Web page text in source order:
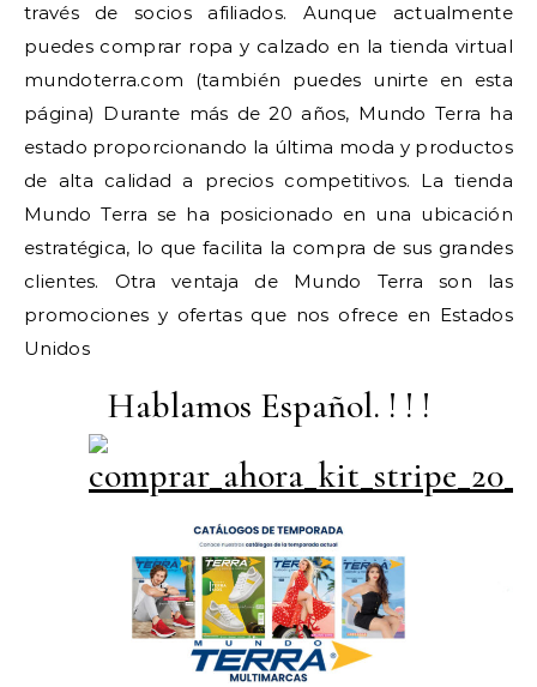
través de socios afiliados. Aunque actualmente
puedes comprar ropa y calzado en la tienda virtual
mundoterra.com (también puedes unirte en esta
página) Durante más de 20 años, Mundo Terra ha
estado proporcionando la última moda y productos
de alta calidad a precios competitivos. La tienda
Mundo Terra se ha posicionado en una ubicación
estratégica, lo que facilita la compra de sus grandes
clientes. Otra ventaja de Mundo Terra son las
promociones y ofertas que nos ofrece en Estados
Unidos
Hablamos Español. ! ! !